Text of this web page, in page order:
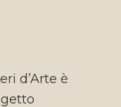
d’Arte è